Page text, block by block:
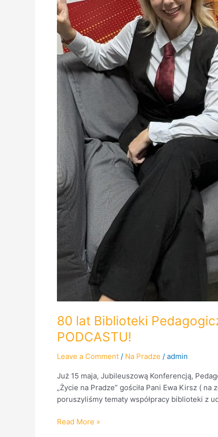
80 lat Biblioteki
PODCASTU!
Leave a Comment / Na Pradze / admin
Już 15 maja, Jubileuszową Konferencją,
„Życie na Pradze” gościła Pani Ewa Kirsz (
poruszyliśmy tematy współpracy biblioteki z
Read More »